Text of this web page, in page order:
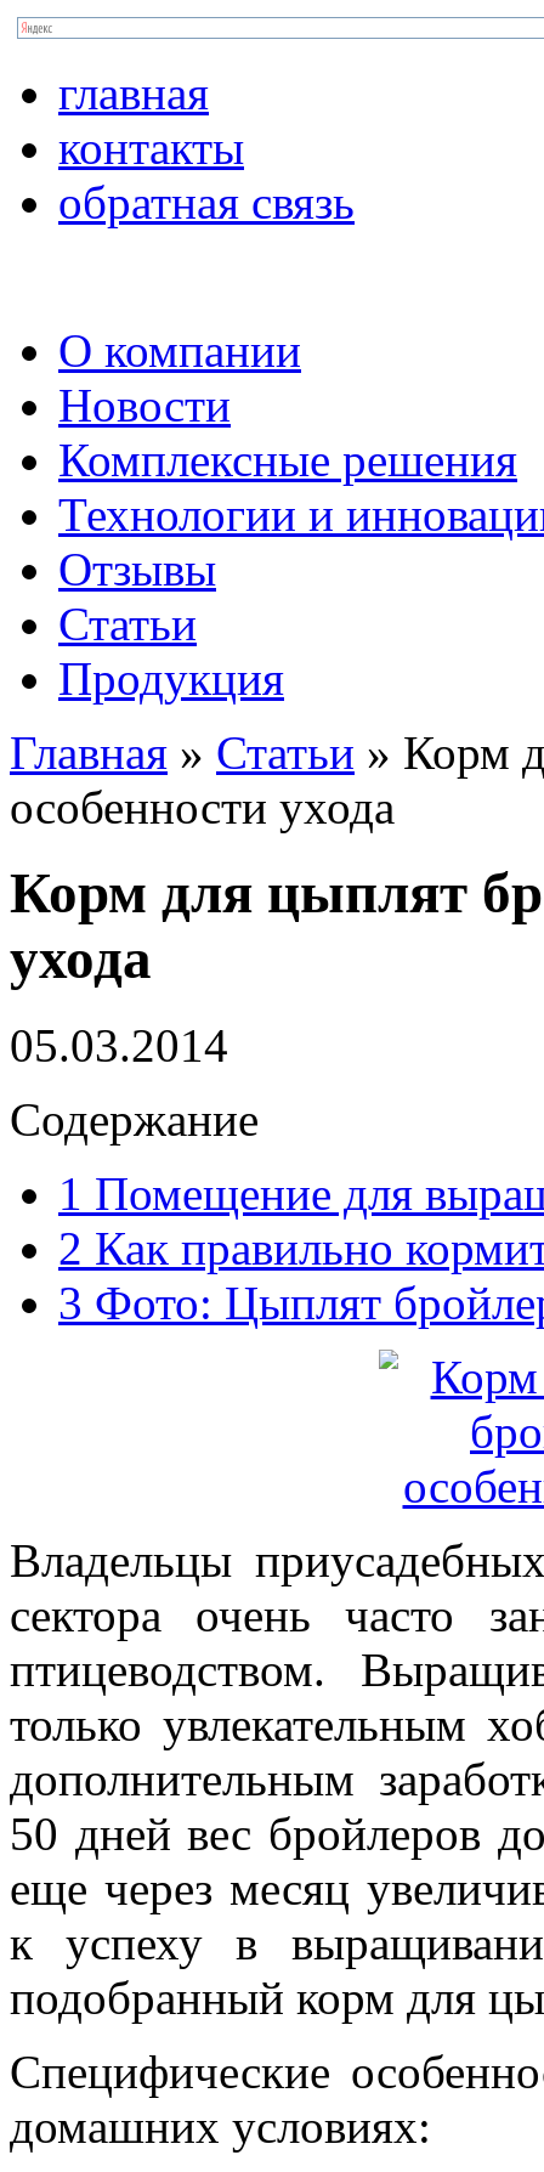
главная
контакты
обратная связь
О компании
Новости
Комплексные решения
Технологии и
Отзывы
Статьи
Продукция
Главная » Статьи » Корм
особенности ухода
Корм для цыплят
ухода
05.03.2014
Содержание
1 Помещение для
2 Как правильно
3 Фото: Цыплят
Владельцы
сектора очень часто
птицеводством.
только увлекательным
дополнительным
50 дней вес бройлеров
еще через месяц
к успеху в
подобранный корм для
Специфические
домашних условиях: